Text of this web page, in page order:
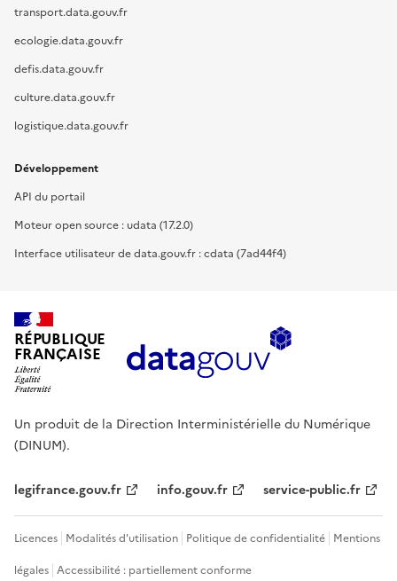
transport.data.gouv.fr
ecologie.data.gouv.fr
defis.data.gouv.fr
culture.data.gouv.fr
logistique.data.gouv.fr
Développement
API du portail
Moteur open source : udata (17.2.0)
Interface utilisateur de data.gouv.fr : cdata (7ad44f4)
RÉPUBLIQUE
FRANÇAISE
Un produit de la Direction Interministérielle du Numérique
(DINUM).
legifrance.gouv.fr info.gouv.fr service-public.fr
Licences Modalités d'utilisation Politique de confidentialité Mentions
légales Accessibilité : partiellement conforme